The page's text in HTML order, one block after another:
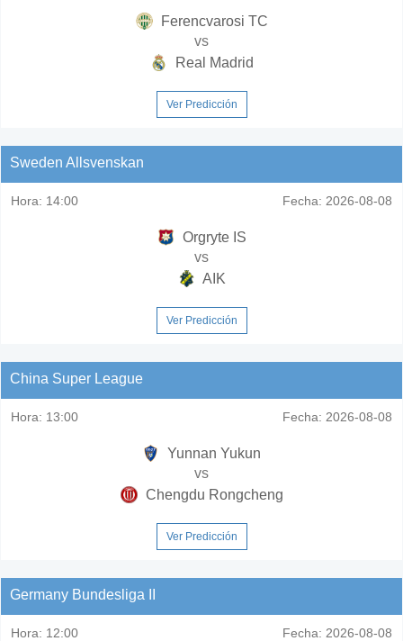
Ferencvarosi TC
vs
Real Madrid
Ver Predicción
Sweden Allsvenskan
Hora: 14:00 Fecha: 2026-08-08
Orgryte IS
vs
AIK
Ver Predicción
China Super League
Hora: 13:00 Fecha: 2026-08-08
Yunnan Yukun
vs
Chengdu Rongcheng
Ver Predicción
Germany Bundesliga II
Hora: 12:00 Fecha: 2026-08-08